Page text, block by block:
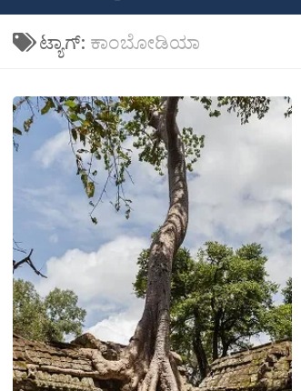
ಟ್ಯಾಗ್: ಕಾಂಬೋಡಿಯಾ